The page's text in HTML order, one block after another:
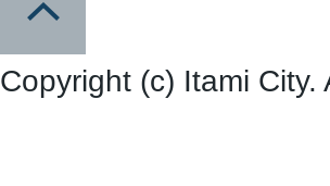
Copyright (c) Itami